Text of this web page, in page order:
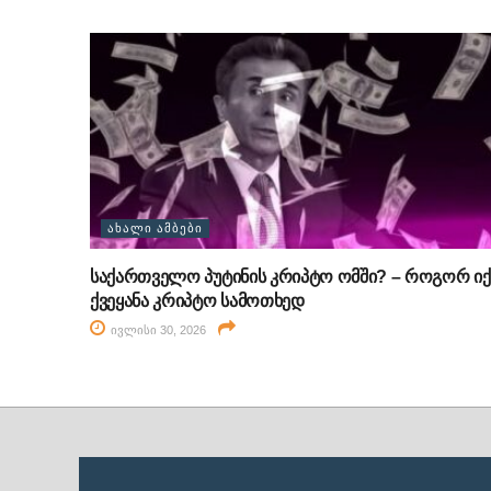
ᲐᲮᲐᲚᲘ ᲐᲛᲑᲔᲑᲘ
საქართველო პუტინის კრიპტო ომში? – როგორ
ქვეყანა კრიპტო სამოთხედ
ივლისი 30, 2026